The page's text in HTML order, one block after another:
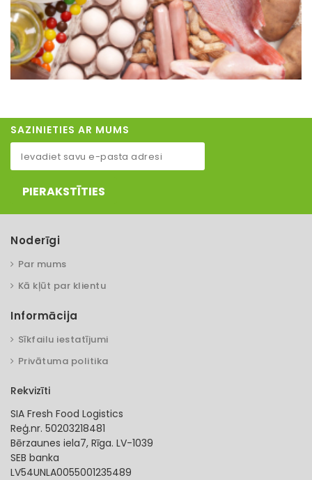
SAZINIETIES AR MUMS
PIERAKSTĪTIES
Noderīgi
Par mums
Kā kļūt par klientu
Informācija
Sīkfailu iestatījumi
Privātuma politika
Rekvizīti
SIA Fresh Food Logistics
Reģ.nr. 50203218481
Bērzaunes iela7, Rīga. LV-1039
SEB banka
LV54UNLA0055001235489